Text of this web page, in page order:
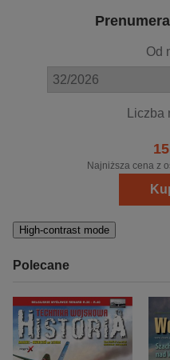
Od
Najniższa cena z
High-contrast mode
Polecane